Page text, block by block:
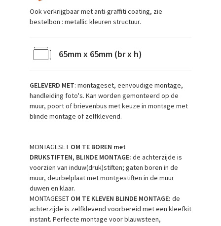
Ook verkrijgbaar met anti-graffiti coating, zie
bestelbon : metallic kleuren structuur.
65mm x 65mm (br x h)
GELEVERD MET: montageset, eenvoudige montage,
handleiding foto's. Kan worden gemonteerd op de
muur, poort of brievenbus met keuze in montage met
blinde montage of zelfklevend.
MONTAGESET OM TE BOREN met
DRUKSTIFTEN, BLINDE MONTAGE: de achterzijde is
voorzien van induw(druk)stiften; gaten boren in de
muur, deurbelplaat met montgestiften in de muur
duwen en klaar.
MONTAGESET OM TE KLEVEN BLINDE MONTAGE: de
achterzijde is zelfklevend voorbereid met een kleefkit
instant. Perfecte montage voor blauwsteen,